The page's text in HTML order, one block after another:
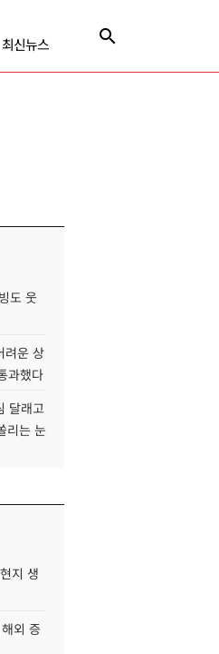
최신뉴스
도 웃
려운 상
과했다
달래고
리는 눈
지 생
외 증